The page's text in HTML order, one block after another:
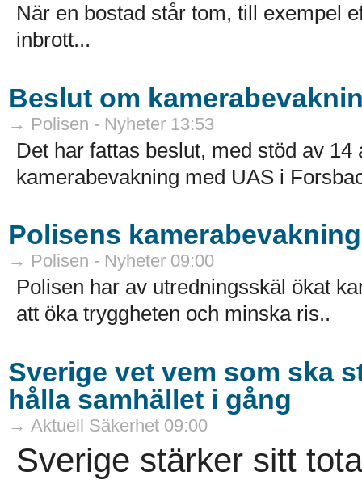
När en bostad står tom, till exempel
inbrott...
Beslut om
→ Polisen - Nyheter 13:53
Det har fattas beslut, med stöd av
kamerabevakning med UAS i
Polisens
→ Polisen - Nyheter 09:00
Polisen har av utredningsskäl ökat
att öka tryggheten och minska ris..
Sverige vet vem som ska
hålla samhället i gång
→ Aktuell Säkerhet 09:00
Sverige stärker sitt